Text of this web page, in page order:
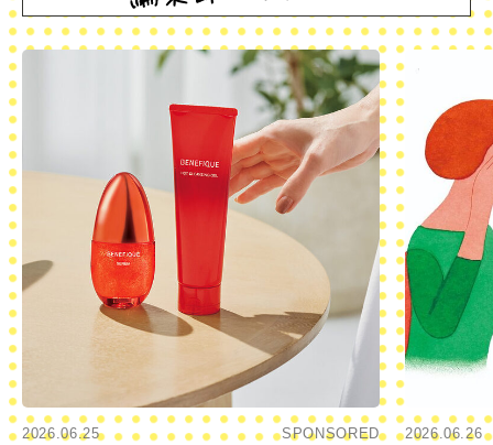
2026.06.25 SPONSORED 2026.06.26